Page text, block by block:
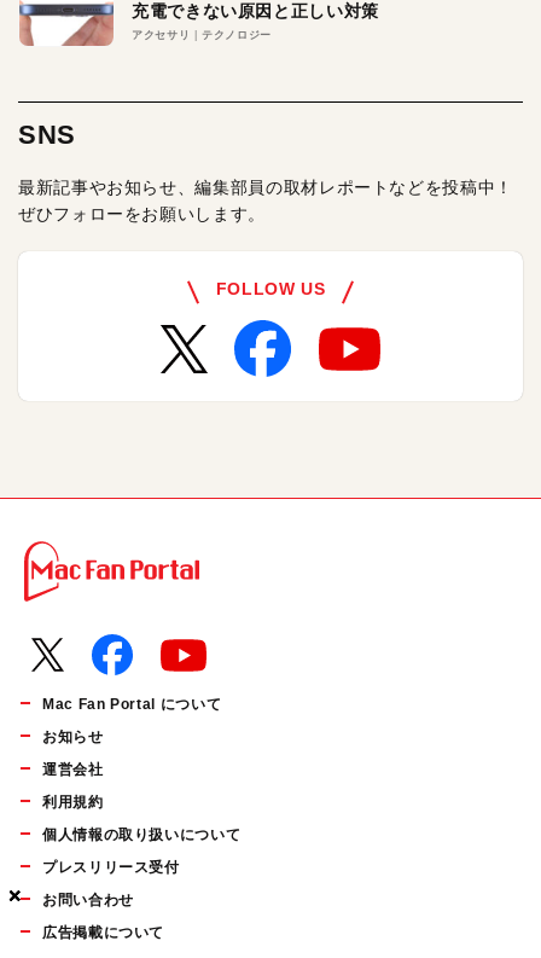
×
×
×
充電できない原因と正しい対策
アクセサリ テクノロジー
SNS
最新記事やお知らせ、編集部員の取材レポートなどを投稿中！
ぜひフォローをお願いします。
FOLLOW US
Mac Fan Portal について
お知らせ
運営会社
利用規約
個人情報の取り扱いについて
プレスリリース受付
お問い合わせ
広告掲載について